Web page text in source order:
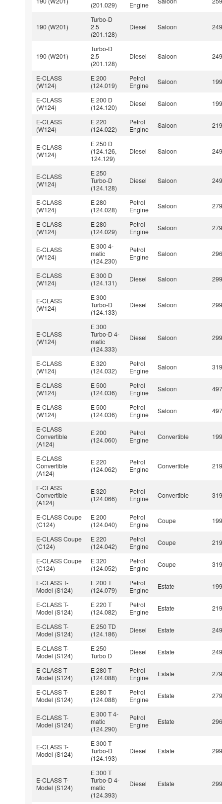
(201.029)
Engine
190 (W201)
Turbo-D
2.5
(201.128)
Diesel Saloon
190 (W201)
Turbo-D
2.5
(201.128)
Diesel Saloon
E-CLASS
(W124)
E 200
(124.019)
Petrol
Engine
Saloon
E-CLASS
(W124)
E 200 D
(124.120)
Diesel Saloon
E-CLASS
(W124)
E 220
(124.022)
Petrol
Engine
Saloon
E-CLASS
(W124)
E 250 D
(124.126,
124.129)
Diesel Saloon
E-CLASS
(W124)
E 250
Turbo-D
(124.128)
Diesel Saloon
E-CLASS
(W124)
E 280
(124.028)
Petrol
Engine
Saloon
E-CLASS
(W124)
E 280
(124.029)
Petrol
Engine
Saloon
E-CLASS
(W124)
E 300 4-
matic
(124.230)
Petrol
Engine
Saloon
E-CLASS
(W124)
E 300 D
(124.131)
Diesel Saloon
E-CLASS
(W124)
E 300
Turbo-D
(124.133)
Diesel Saloon
E-CLASS
(W124)
E 300
Turbo-D 4-
matic
(124.333)
Diesel Saloon
E-CLASS
(W124)
E 320
(124.032)
Petrol
Engine
Saloon
E-CLASS
(W124)
E 500
(124.036)
Petrol
Engine
Saloon
E-CLASS
(W124)
E 500
(124.036)
Petrol
Engine
Saloon
E-CLASS
Convertible
(A124)
E 200
(124.060)
Petrol
Engine
Convertible
E-CLASS
Convertible
(A124)
E 220
(124.062)
Petrol
Engine
Convertible
E-CLASS
Convertible
(A124)
E 320
(124.066)
Petrol
Engine
Convertible
E-CLASS Coupe
(C124)
E 200
(124.040)
Petrol
Engine
Coupe
E-CLASS Coupe
(C124)
E 220
(124.042)
Petrol
Engine
Coupe
E-CLASS Coupe
(C124)
E 320
(124.052)
Petrol
Engine
Coupe
E-CLASS T-
Model (S124)
E 200 T
(124.079)
Petrol
Engine
Estate
E-CLASS T-
Model (S124)
E 220 T
(124.082)
Petrol
Engine
Estate
E-CLASS T-
Model (S124)
E 250 TD
(124.186)
Diesel Estate
E-CLASS T-
Model (S124)
E 250
Turbo D
Diesel Estate
E-CLASS T-
Model (S124)
E 280 T
(124.088)
Petrol
Engine
Estate
E-CLASS T-
Model (S124)
E 280 T
(124.088)
Petrol
Engine
Estate
E-CLASS T-
Model (S124)
E 300 T 4-
matic
(124.290)
Petrol
Engine
Estate
E-CLASS T-
Model (S124)
E 300 T
Turbo-D
(124.193)
Diesel Estate
E-CLASS T-
Model (S124)
E 300 T
Turbo-D 4-
matic
(124.393)
Diesel Estate